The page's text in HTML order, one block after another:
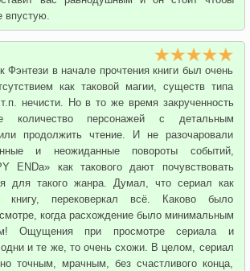
впустую.
Фэнтези в начале прочтения книги был очень
как таковой магии, существ типа
нечисти. Но в то же время закрученность
количество персонажей с детальным
продолжить чтение. И не разочаровали
и неожиданные повороты событий,
ENDа» как такового дают почувствовать
для такого жанра. Думал, что сериал как
книгу, перековеркал всё. Каково было
когда расхождение было минимальным
Ощущения при просмотре сериала и
одни и те же, то очень схожи. В целом, сериал
точным, мрачным, без счастливого конца,